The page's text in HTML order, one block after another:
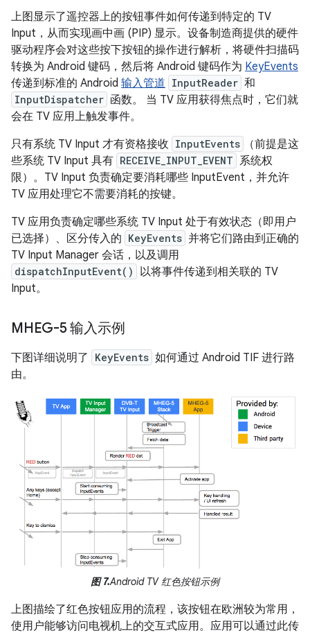
上图显示了遥控器上的按钮事件如何传递到特定的 TV
Input，从而实现画中画 (PIP) 显示。设备制造商提供的硬件
驱动程序会对这些按下按钮的操作进行解析，将硬件扫描码
转换为 Android 键码，然后将 Android 键码作为 KeyEvents
传递到标准的 Android 输入管道 InputReader 和
InputDispatcher 函数。 当 TV 应用获得焦点时，它们就
会在 TV 应用上触发事件。
只有系统 TV Input 才有资格接收 InputEvents
（前提是这
些系统 TV Input 具有 RECEIVE_INPUT_EVENT 系统权
限）。TV Input 负责确定要消耗哪些 InputEvent，并允许
TV 应用处理它不需要消耗的按键。
TV 应用负责确定哪些系统 TV Input 处于有效状态（即用户
已选择）、区分传入的 KeyEvents 并将它们路由到正确的
TV Input Manager 会话，以及调用
dispatchInputEvent()
以将事件传递到相关联的 TV
Input。
MHEG-5 输入示例
下图详细说明了 KeyEvents 如何通过 Android TIF 进行路
由。
图 7.Android TV 红色按钮示例
上图描绘了红色按钮应用的流程，该按钮在欧洲较为常用，
使用户能够访问电视机上的交互式应用。应用可以通过此传